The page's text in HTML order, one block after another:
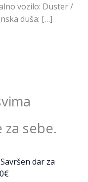
vozilo: Duster /
duša: […]
sebe.
dar za